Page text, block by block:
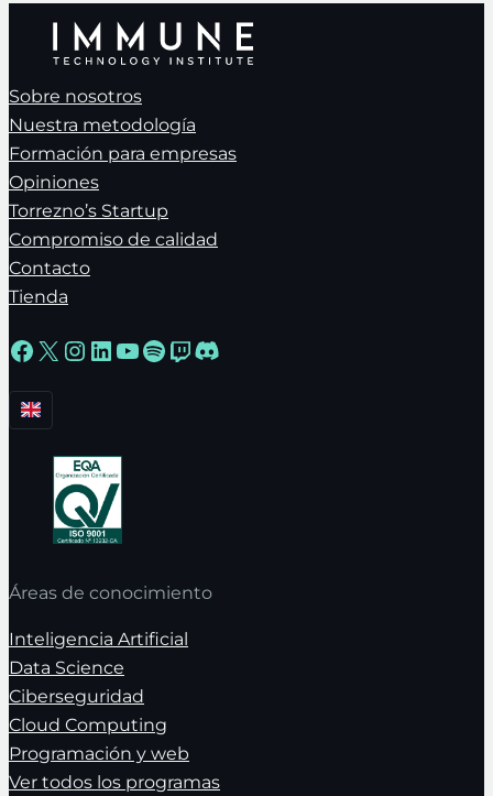
Sobre nosotros
Nuestra metodología
Formación para empresas
Opiniones
Torrezno’s Startup
Compromiso de calidad
Contacto
Tienda
Facebook
X Instagram
LinkedIn
YouTube
Spotify
Twitch
Discord
Áreas de conocimiento
Inteligencia Artificial
Data Science
Ciberseguridad
Cloud Computing
Programación y web
Ver todos los programas